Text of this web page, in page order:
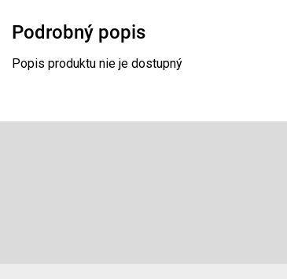
Podrobný popis
Popis produktu nie je dostupný